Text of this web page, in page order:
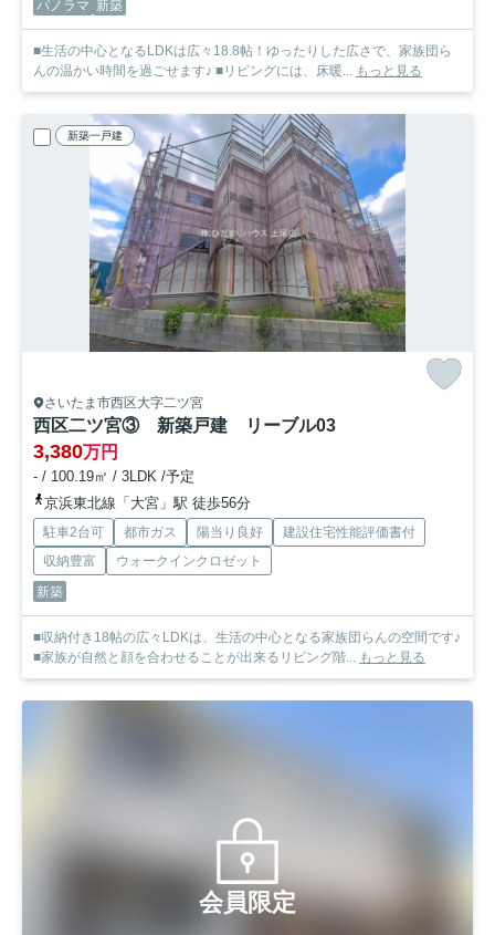
パノラマ 新築
■生活の中心となるLDKは広々18.8帖！ゆったりした広さで、家族団ら
んの温かい時間を過ごせます♪ ■リビングには、床暖...
もっと見る
新築一戸建
さいたま市西区大字二ツ宮
西区二ツ宮③ 新築戸建 リーブル03
3,380万円
- / 100.19㎡ / 3LDK /予定
京浜東北線「大宮」駅 徒歩56分
駐車2台可 都市ガス 陽当り良好
建設住宅性能評価書付
収納豊富
ウォークインクロゼット
新築
■収納付き18帖の広々LDKは、生活の中心となる家族団らんの空間です♪
■家族が自然と顔を合わせることが出来るリビング階...
もっと見る
会員限定